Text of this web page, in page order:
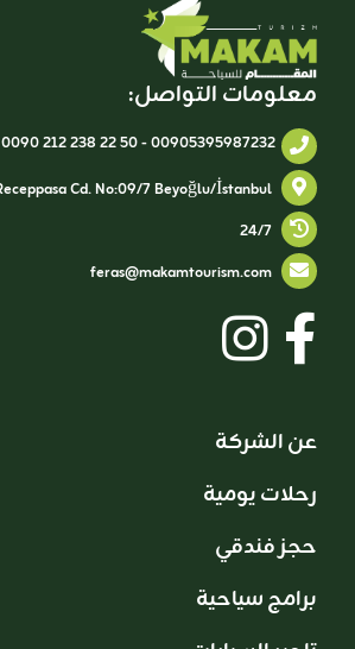
معلومات التواصل:
0090 212 238 22 50-00905395987232
feras@makamtourism.com
عن الشركة
رحلات يومية
حجز فندقي
برامج سياحية